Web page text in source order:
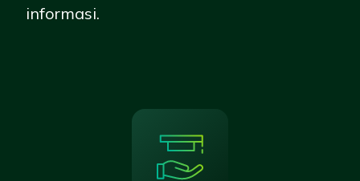
informasi.